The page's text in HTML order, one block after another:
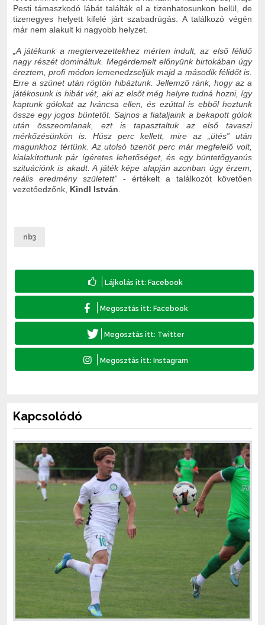
Pesti támaszkodó lábát találták el a tizenhatosunkon belül, de
tizenegyes helyett kifelé járt szabadrúgás. A találkozó végén
már nem alakult ki nagyobb helyzet.
„A játékunk a megtervezettekhez mérten indult, az első félidő
nagy részét domináltuk. Megérdemelt előnyünk birtokában úgy
éreztem, profi módon lemenedzseljük majd a második félidőt is.
Erre a szünet után rögtön hibáztunk. Jellemző ránk, hogy az a
játékosunk is hibát vét, aki az elsőt még helyre tudná hozni, így
kaptunk gólokat az Iváncsa ellen, és ezúttal is ebből hoztunk
össze egy jogos büntetőt. Sajnos a fiataljaink a bekapott gólok
után összeomlanak, ezt is tapasztaltuk az első tavaszi
mérkőzésünkön is. Húsz perc kellett, mire az „ütés” után
magunkhoz tértünk. Az utolsó tizenöt perc már megfelelő volt,
kialakítottunk pár ígéretes lehetőséget, és egy büntetőgyanús
szituációnk is akadt. A játék képe alapján azonban úgy érzem,
reális eredmény született” - értékelt a találkozót követően
vezetőedzőnk, Kindl István.
nb3
Kapcsolódó